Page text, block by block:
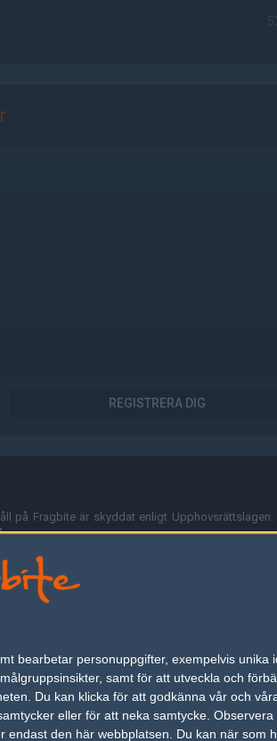
bearbetar personuppgifter, exempelvis
samt för att utveckla och
Du kan klicka för att godkänna vår och
eller för att neka samtycke. Observera
den här webbplatsen. Du kan när som
REGISTRERA DIG
på Fragbite är skyddat enligt
representerar varje enskild skribent och
Fredric Bohlin. För frågor rörande sajten kan du
att spara användarspecifik information så som
statistik. För att slippa cookies kan du stänga
finns här på grund av lagen om elektronisk